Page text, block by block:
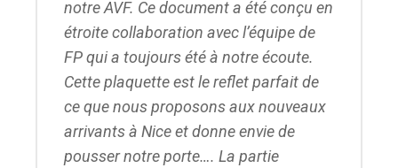
notre AVF. Ce document a été conçu en
étroite collaboration avec l’équipe de
FP qui a toujours été à notre écoute.
Cette plaquette est le reflet parfait de
ce que nous proposons aux nouveaux
arrivants à Nice et donne envie de
pousser notre porte…. La partie